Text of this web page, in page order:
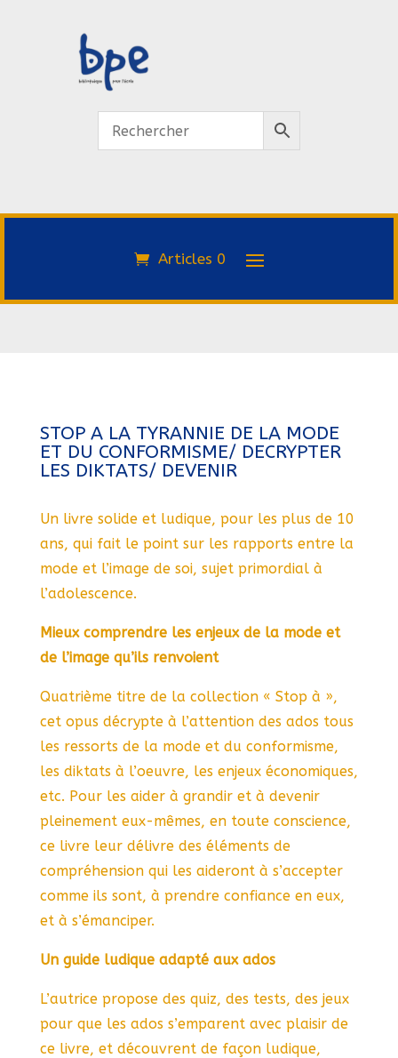
Articles 0
STOP A LA TYRANNIE DE LA MODE
ET DU CONFORMISME/ DECRYPTER
LES DIKTATS/ DEVENIR
Un livre solide et ludique, pour les plus de 10
ans, qui fait le point sur les rapports entre la
mode et l’image de soi, sujet primordial à
l’adolescence.
Mieux comprendre les enjeux de la mode et
de l’image qu’ils renvoient
Quatrième titre de la collection « Stop à »,
cet opus décrypte à l’attention des ados tous
les ressorts de la mode et du conformisme,
les diktats à l’oeuvre, les enjeux économiques,
etc. Pour les aider à grandir et à devenir
pleinement eux-mêmes, en toute conscience,
ce livre leur délivre des éléments de
compréhension qui les aideront à s’accepter
comme ils sont, à prendre confiance en eux,
et à s’émanciper.
Un guide ludique adapté aux ados
L’autrice propose des quiz, des tests, des jeux
pour que les ados s’emparent avec plaisir de
ce livre, et découvrent de façon ludique,